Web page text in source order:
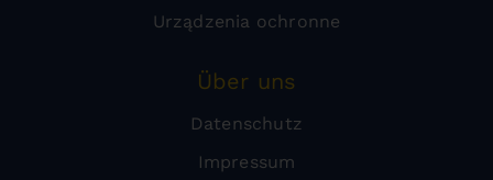
Urządzenia ochronne
Über uns
Datenschutz
Impressum